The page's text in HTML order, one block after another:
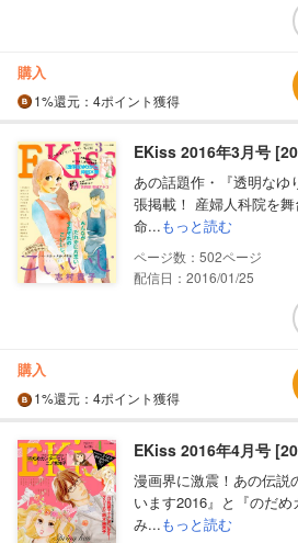
購入
1%還元 ：4ポイント獲得
EKiss 2016年3月号
あの話題作・『透明なゆ
張掲載！ 産婦人科院を
命...もっと読む
502
配信日：2016/01/25
購入
1%還元 ：4ポイント獲得
EKiss 2016年4月号
漫画界に激震！あの伝説
います2016』と『のだ
み...もっと読む